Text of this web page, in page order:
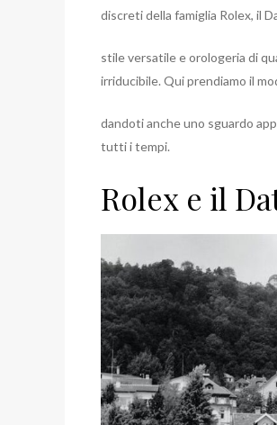
discreti della famiglia Rolex, il
stile versatile e orologeria di
irriducibile. Qui prendiamo il
dandoti anche uno sguardo
tutti i tempi.
Rolex e il